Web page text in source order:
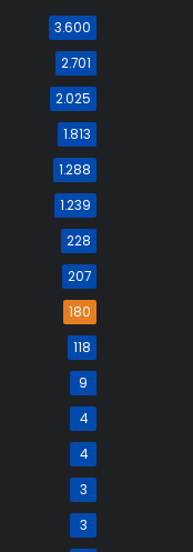
3.600
2.701
2.025
1.813
1.288
1.239
228
207
180
118
9
4
4
3
3